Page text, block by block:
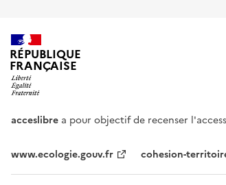
RÉPUBLIQUE
FRANÇAISE
acceslibre a pour objectif de recenser
www.ecologie.gouv.fr cohesion-